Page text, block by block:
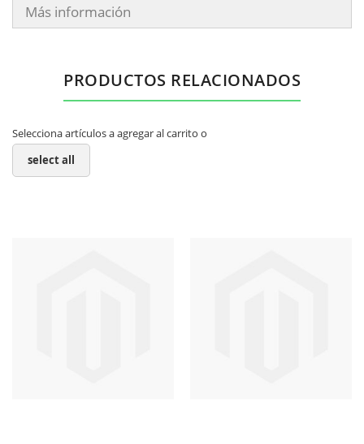
Más información
PRODUCTOS RELACIONADOS
Selecciona artículos a agregar al carrito o
select all